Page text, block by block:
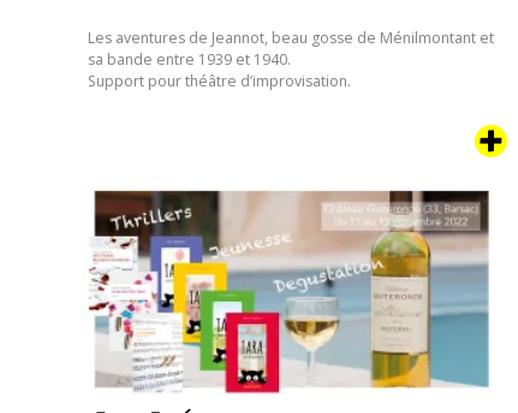
Les aventures de Jeannot, beau gosse de Ménilmontant et
sa bande entre 1939 et 1940.
Support pour théâtre d’improvisation.